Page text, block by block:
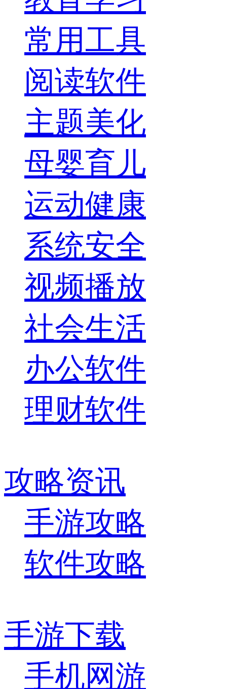
常用工具
阅读软件
主题美化
母婴育儿
运动健康
系统安全
视频播放
社会生活
办公软件
理财软件
攻略资讯
手游攻略
软件攻略
手游下载
手机网游